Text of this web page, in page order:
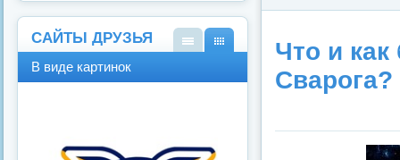
Что и
Сварога?
САЙТЫ ДРУЗЬЯ
В виде картинок